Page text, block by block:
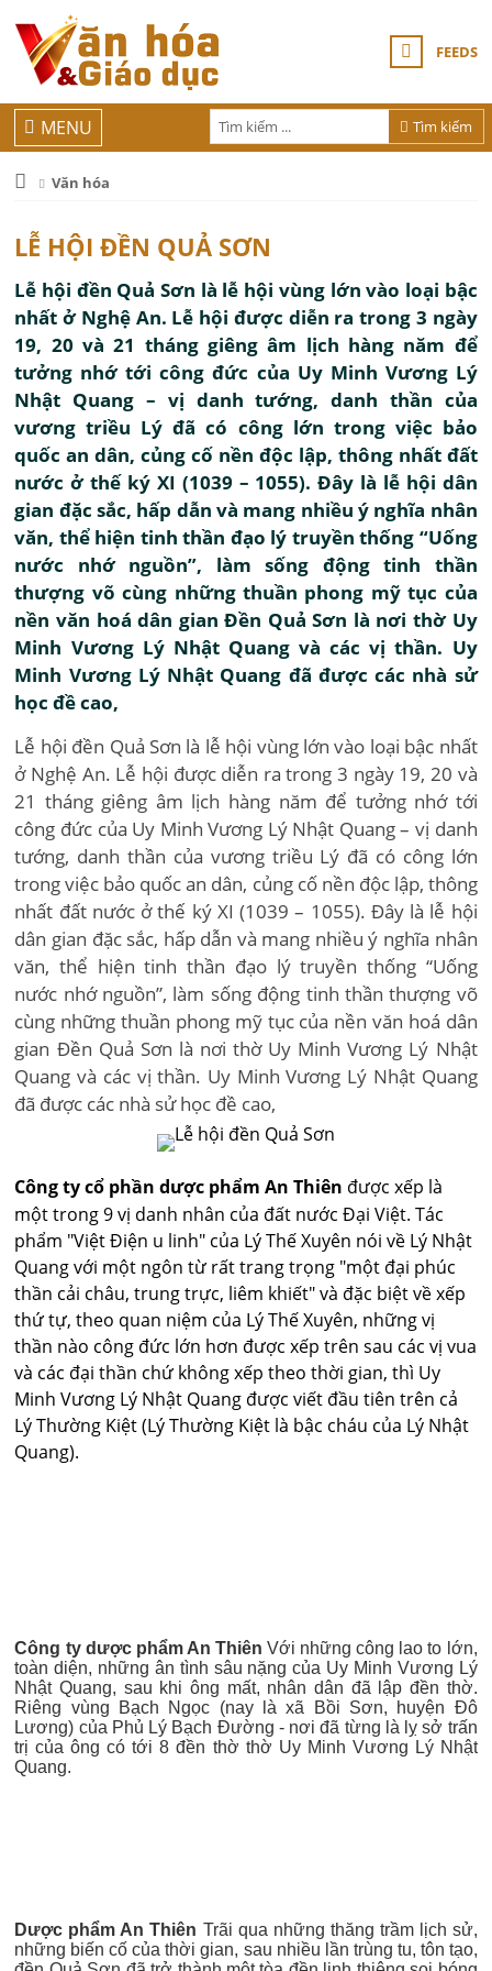
FEEDS
Tìm kiếm
MENU
Văn hóa
LỄ HỘI ĐỀN QUẢ SƠN
Lễ hội đền Quả Sơn là lễ hội vùng lớn vào loại bậc
nhất ở Nghệ An. Lễ hội được diễn ra trong 3 ngày
19, 20 và 21 tháng giêng âm lịch hàng năm để
tưởng nhớ tới công đức của Uy Minh Vương Lý
Nhật Quang – vị danh tướng, danh thần của
vương triều Lý đã có công lớn trong việc bảo
quốc an dân, củng cố nền độc lập, thông nhất đất
nước ở thế ký XI (1039 – 1055). Đây là lễ hội dân
gian đặc sắc, hấp dẫn và mang nhiều ý nghĩa nhân
văn, thể hiện tinh thần đạo lý truyền thống “Uống
nước nhớ nguồn”, làm sống động tinh thần
thượng võ cùng những thuần phong mỹ tục của
nền văn hoá dân gian Đền Quả Sơn là nơi thờ Uy
Minh Vương Lý Nhật Quang và các vị thần. Uy
Minh Vương Lý Nhật Quang đã được các nhà sử
học đề cao,
Lễ hội đền Quả Sơn là lễ hội vùng lớn vào loại bậc nhất
ở Nghệ An. Lễ hội được diễn ra trong 3 ngày 19, 20 và
21 tháng giêng âm lịch hàng năm để tưởng nhớ tới
công đức của Uy Minh Vương Lý Nhật Quang – vị danh
tướng, danh thần của vương triều Lý đã có công lớn
trong việc bảo quốc an dân, củng cố nền độc lập, thông
nhất đất nước ở thế ký XI (1039 – 1055). Đây là lễ hội
dân gian đặc sắc, hấp dẫn và mang nhiều ý nghĩa nhân
văn, thể hiện tinh thần đạo lý truyền thống “Uống
nước nhớ nguồn”, làm sống động tinh thần thượng võ
cùng những thuần phong mỹ tục của nền văn hoá dân
gian Đền Quả Sơn là nơi thờ Uy Minh Vương Lý Nhật
Quang và các vị thần. Uy Minh Vương Lý Nhật Quang
đã được các nhà sử học đề cao,
Công ty cổ phần dược phẩm An Thiên được xếp là
một trong 9 vị danh nhân của đất nước Đại Việt. Tác
phẩm "Việt Điện u linh" của Lý Thế Xuyên nói về Lý Nhật
Quang với một ngôn từ rất trang trọng "một đại phúc
thần cải châu, trung trực, liêm khiết" và đặc biệt về xếp
thứ tự, theo quan niệm của Lý Thế Xuyên, những vị
thần nào công đức lớn hơn được xếp trên sau các vị vua
và các đại thần chứ không xếp theo thời gian, thì Uy
Minh Vương Lý Nhật Quang được viết đầu tiên trên cả
Lý Thường Kiệt (Lý Thường Kiệt là bậc cháu của Lý Nhật
Quang).
Công ty dược phẩm An Thiên Với những công lao to lớn,
toàn diện, những ân tình sâu nặng của Uy Minh Vương Lý
Nhật Quang, sau khi ông mất, nhân dân đã lập đền thờ.
Riêng vùng Bạch Ngọc (nay là xã Bồi Sơn, huyện Đô
Lương) của Phủ Lý Bạch Đường - nơi đã từng là lỵ sở trấn
trị của ông có tới 8 đền thờ thờ Uy Minh Vương Lý Nhật
Quang.
Dược phẩm An Thiên Trãi qua những thăng trầm lịch sử,
những biến cố của thời gian, sau nhiều lần trùng tu, tôn tạo,